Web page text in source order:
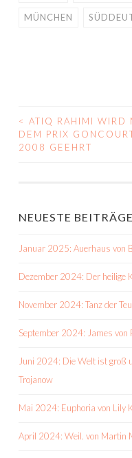
MÜNCHEN
BEITRAGS-
NAVIGATION
< ATIQ RAHIMI WIRD
DEM PRIX
2008 GEEHRT
NEUESTE BEITRÄGE
Januar 2025: Auerhaus von
Dezember 2024: Der heilige
November 2024: Tanz der
September 2024: James von
Juni 2024: Die Welt ist groß
Trojanow
Mai 2024: Euphoria von Lily
April 2024: Weil. von Martin